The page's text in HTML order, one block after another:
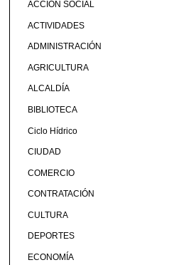
ACCIÓN SOCIAL
ACTIVIDADES
ADMINISTRACIÓN
AGRICULTURA
ALCALDÍA
BIBLIOTECA
Ciclo Hídrico
CIUDAD
COMERCIO
CONTRATACIÓN
CULTURA
DEPORTES
ECONOMÍA